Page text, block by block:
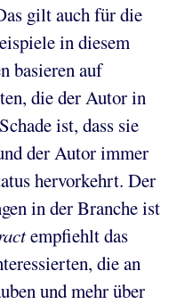
gilt auch für die
in diesem
basieren auf
die der Autor in
ist, dass sie
der Autor immer
hervorkehrt. Der
in der Branche ist
empfiehlt das
die an
und mehr über